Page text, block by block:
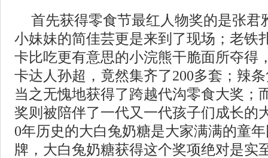
首先获得零食节最红人物奖的是张君
小妹妹的简佳芸更是来到了现场；老铁
卡比吃更有意思的小浣熊干脆面所夺得
卡达人孙超，竟然集齐了200多套；辣
当之无愧地获得了跨越代沟零食大奖；
奖则被陪伴了一代又一代孩子们成长的
0年历史的大白兔奶糖是大家满满的童
牌，大白兔奶糖获得这个奖项绝对是实